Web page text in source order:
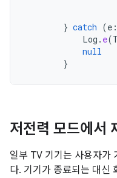
} catch (e :
Log . e(
null
}
저전력 모드에서
일부 TV 기기는 사용자가
다. 기기가 종료되는 대신